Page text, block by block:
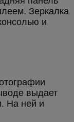
Зеркалка
и
выдает
На ней и